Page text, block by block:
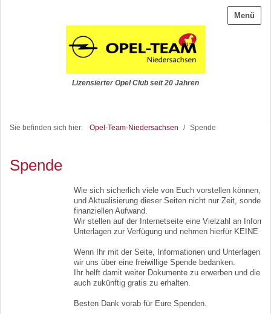
Menü
Lizensierter Opel Club seit 20 Jahren
Sie befinden sich hier: Opel-Team-Niedersachsen / Spende
Spende
Wie sich sicherlich viele von Euch vorstellen können,
und Aktualisierung dieser Seiten nicht nur Zeit, sondern
finanziellen Aufwand.
Wir stellen auf der Internetseite eine Vielzahl an
Unterlagen zur Verfügung und nehmen hierfür KEINE
Wenn Ihr mit der Seite, Informationen und Unterlagen
wir uns über eine freiwillige Spende bedanken.
Ihr helft damit weiter Dokumente zu erwerben und die
auch zukünftig gratis zu erhalten.
Besten Dank vorab für Eure Spenden.